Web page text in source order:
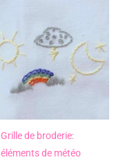
Grille de broderie:
éléments de météo